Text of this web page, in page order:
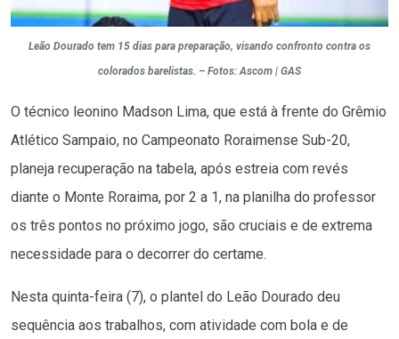
Leão Dourado tem 15 dias para preparação, visando confronto contra os
colorados barelistas. – Fotos: Ascom | GAS
O técnico leonino Madson Lima, que está à frente do Grêmio
Atlético Sampaio, no Campeonato Roraimense Sub-20,
planeja recuperação na tabela, após estreia com revés
diante o Monte Roraima, por 2 a 1, na planilha do professor
os três pontos no próximo jogo, são cruciais e de extrema
necessidade para o decorrer do certame.
Nesta quinta-feira (7), o plantel do Leão Dourado deu
sequência aos trabalhos, com atividade com bola e de